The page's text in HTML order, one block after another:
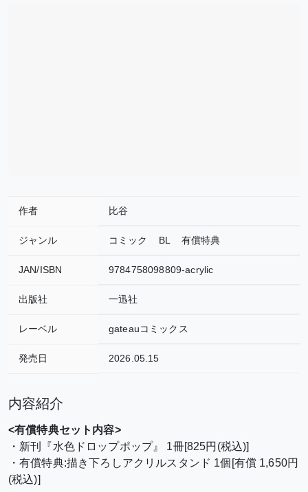
作者 比谷
ジャンル コミック BL 有償特典
JAN/ISBN 9784758098809-acrylic
出版社 一迅社
レーベル gateauコミックス
発売日 2026.05.15
内容紹介
<有償特典セット内容>
・新刊『水色ドロップポップ』 1冊[825円(税込)]
・有償特典:描き下ろしアクリルスタンド 1個[有償 1,650円
(税込)]